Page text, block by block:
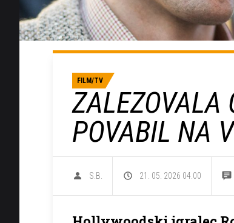
FILM/TV
ZALEZOVALA
POVABIL NA
S.B. 21. 05. 2026 04.00